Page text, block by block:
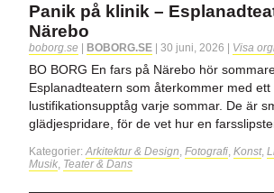
Panik på klinik –
Närebo
boborg.se | BOBORG.SE | 30 juni, 2026 | Visa
BO BORG En fars på Närebo hör
Esplanadteatern som återkommer med ett
lustifikationsupptåg varje sommar. De är
glädjespridare, för de vet hur en
Kategorier: Arkitektur & Design, Fotografi, Konst,
Musik, Teater & Dans